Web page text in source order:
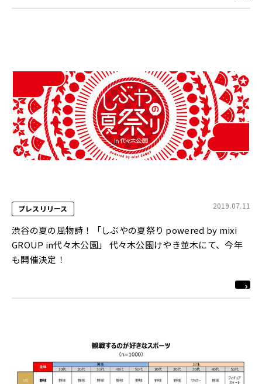
プレスリリース 2019.07.11
渋谷の夏の風物詩！「しぶやの夏祭り powered by mixi
GROUP in代々木公園」 代々木公園けやき並木にて、今年
も開催決定！